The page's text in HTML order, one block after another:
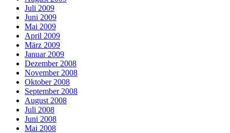
Juli 2009
Juni 2009
Mai 2009
April 2009
März 2009
Januar 2009
Dezember 2008
November 2008
Oktober 2008
September 2008
August 2008
Juli 2008
Juni 2008
Mai 2008